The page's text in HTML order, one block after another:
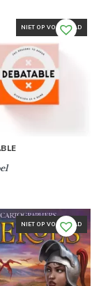
NIET OP VOORRAAD
NIET OP VOORRAAD